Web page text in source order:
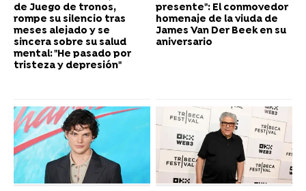
de Juego de tronos,
rompe su silencio tras
meses alejado y se
sincera sobre su salud
mental: "He pasado por
tristeza y depresión"
presente": El conmovedor
homenaje de la viuda de
James Van Der Beek en su
aniversario